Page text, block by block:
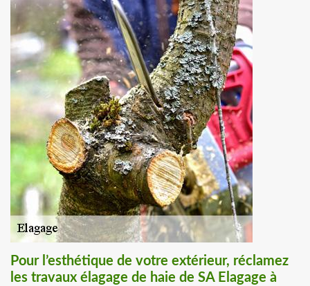
Pour l’esthétique de votre extérieur, réclamez
les travaux élagage de haie de SA Elagage à